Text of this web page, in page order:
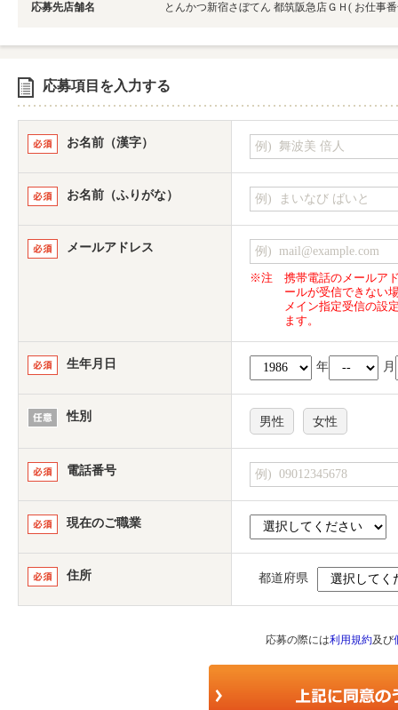
応募先店舗名 とんかつ新宿さぼてん 都筑阪急店ＧＨ ( お仕事
応募項目を入力する
お名前（漢字）
お名前（ふりがな）
メールアドレス
※注
携帯電話のメールア
ールが受信できない
メイン指定受信の設
ます。
生年月日 年 月
性別 男性 女性
電話番号
現在のご職業
住所 都道府県
応募の際には利用規約及び